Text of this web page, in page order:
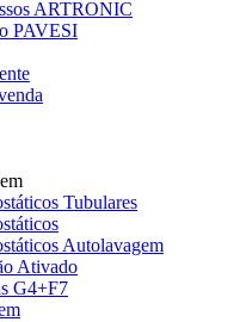
ARTRONIC
PAVESI
Tubulares
Autolavagem
Ativado
G4+F7